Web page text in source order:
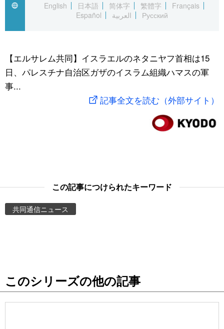
Русский
国際
文化
アーカイブ
Japan Data
動画/Live
People
スポーツ・東京2020
English
日本語 简体字 繁體字
Français
Español
العربية Русский
【エルサレム共同】イスラエルのネタニヤフ首相は15
日、パレスチナ自治区ガザのイスラム組織ハマスの軍
事...
記事全文を読む（外部サイト）
この記事につけられたキーワード
共同通信ニュース
このシリーズの他の記事